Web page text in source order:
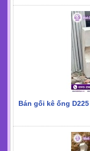
Bán gối kê ống